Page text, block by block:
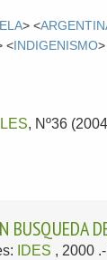
> <
<INDIGENISMO
, Nº36
BUSQUEDA
IDES , 2000